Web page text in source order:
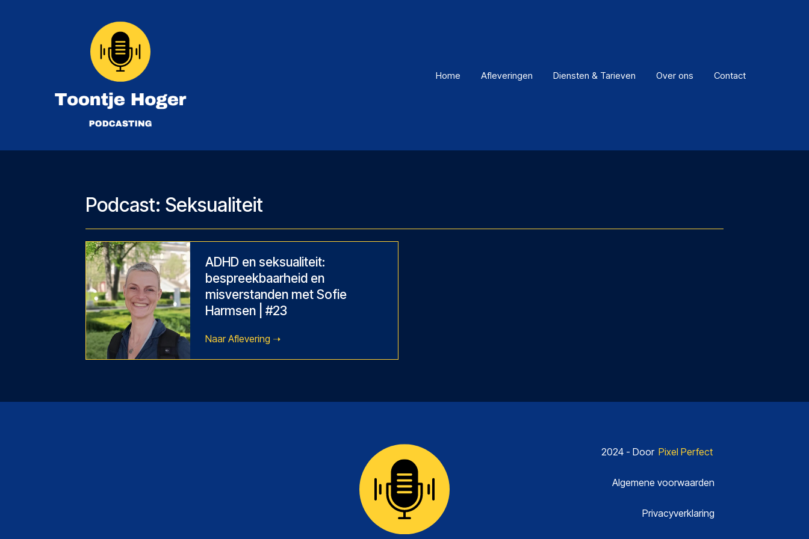
Toontje Hoger Podcasting
Home Afleveringen Diensten & Tarieven Over ons Contact
Podcast: Seksualiteit
ADHD en seksualiteit:
bespreekbaarheid en
misverstanden met Sofie
Harmsen | #23
View Episode
2024 - Door Pixel Perfect
Algemene voorwaarden
Privacyverklaring